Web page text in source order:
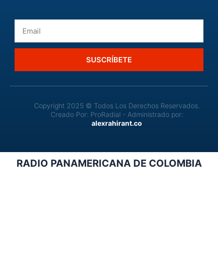
SUSCRÍBETE
Copyright 2025 © Todos Los Derechos Reservados.
Creado Por: ProRadial - Administrado por:
alexrahirant.co
RADIO PANAMERICANA DE COLOMBIA